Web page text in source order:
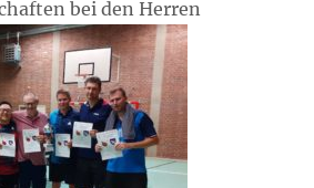
bei den Herren